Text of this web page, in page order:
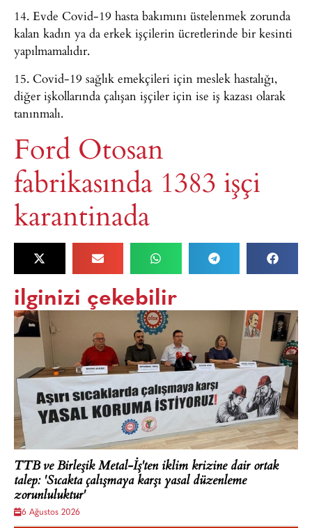
14. Evde Covid-19 hasta bakımını üstelenmek zorunda
kalan kadın ya da erkek işçilerin ücretlerinde bir kesinti
yapılmamalıdır.
15. Covid-19 sağlık emekçileri için meslek hastalığı,
diğer işkollarında çalışan işçiler için ise iş kazası olarak
tanınmalı.
Ford Otosan
fabrikasında 1383 işçi
karantinada
ilginizi çekebilir
TTB ve Birleşik Metal-İş'ten iklim krizine dair ortak
talep: 'Sıcakta çalışmaya karşı yasal düzenleme
zorunluluktur'
6 Ağustos 2026